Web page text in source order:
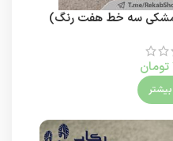
(مشکی سه خط هفت رنگ)
تومان